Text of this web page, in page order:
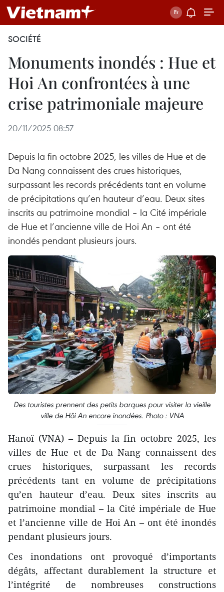
SOCIÉTÉ
Monuments inondés : Hue et
Hoi An confrontées à une
crise patrimoniale majeure
20/11/2025 08:57
Depuis la fin octobre 2025, les villes de Hue et de
Da Nang connaissent des crues historiques,
surpassant les records précédents tant en volume
de précipitations qu’en hauteur d’eau. Deux sites
inscrits au patrimoine mondial – la Cité impériale
de Hue et l’ancienne ville de Hoi An – ont été
inondés pendant plusieurs jours.
Des touristes prennent des petits barques pour visiter la vieille
ville de Hôi An encore inondées. Photo : VNA
Hanoï (VNA) – Depuis la fin octobre 2025, les
villes de Hue et de Da Nang connaissent des
crues historiques, surpassant les records
précédents tant en volume de précipitations
qu’en hauteur d’eau. Deux sites inscrits au
patrimoine mondial – la Cité impériale de Hue
et l’ancienne ville de Hoi An – ont été inondés
pendant plusieurs jours.
Ces inondations ont provoqué d’importants
dégâts, affectant durablement la structure et
l’intégrité de nombreuses constructions